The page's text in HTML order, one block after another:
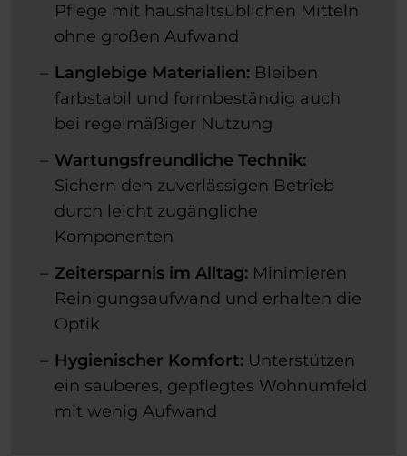
Pflege mit haushaltsüblichen Mitteln
ohne großen Aufwand
Langlebige Materialien: Bleiben
farbstabil und formbeständig auch
bei regelmäßiger Nutzung
Wartungsfreundliche Technik:
Sichern den zuverlässigen Betrieb
durch leicht zugängliche
Komponenten
Zeitersparnis im Alltag: Minimieren
Reinigungsaufwand und erhalten die
Optik
Hygienischer Komfort: Unterstützen
ein sauberes, gepflegtes Wohnumfeld
mit wenig Aufwand